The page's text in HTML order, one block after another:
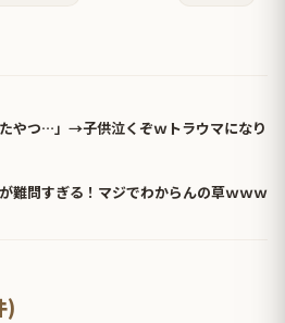
やつ…」→子供泣くぞｗトラウマになり
難問すぎる！マジでわからんの草ｗｗｗ
)